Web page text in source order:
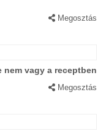
Megosztás
vagy a receptben
Megosztás